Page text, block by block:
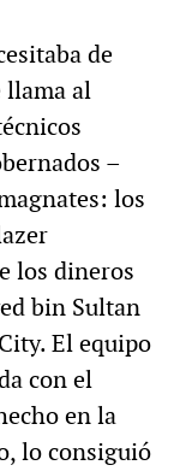
de
llama al
–
los
los dineros
bin Sultan
El equipo
con el
en la
lo consiguió